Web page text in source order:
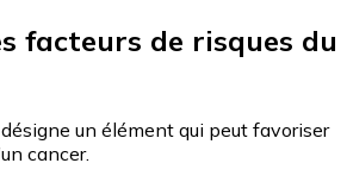
facteurs de risques du
un élément qui peut favoriser
cancer.